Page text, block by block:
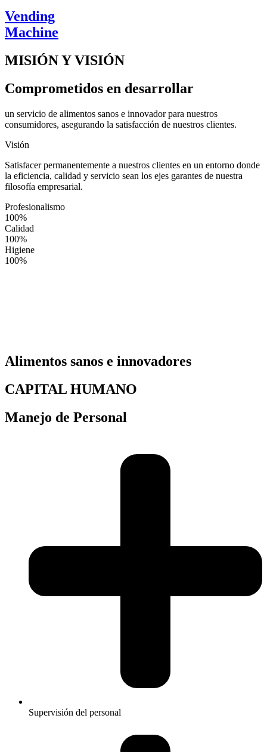
Vending
Machine
MISIÓN Y VISIÓN
Comprometidos en desarrollar
un servicio de alimentos sanos e innovador para nuestros
consumidores, asegurando la satisfacción de nuestros clientes.
Visión
Satisfacer permanentemente a nuestros clientes en un entorno donde
la eficiencia, calidad y servicio sean los ejes garantes de nuestra
filosofía empresarial.
Profesionalismo
100%
Calidad
100%
Higiene
100%
Alimentos sanos e innovadores
CAPITAL HUMANO
Manejo de Personal
Supervisión del personal